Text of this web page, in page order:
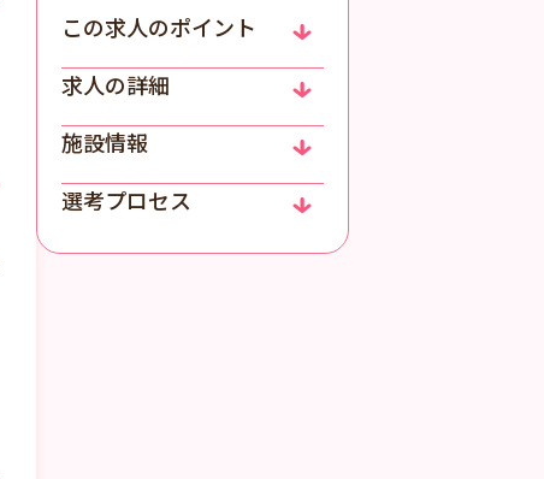
この求人のポイント
求人の詳細
施設情報
選考プロセス